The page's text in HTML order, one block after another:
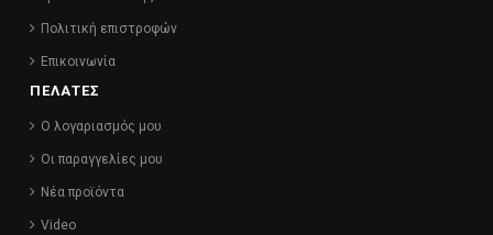
Πολιτική επιστροφών
Επικοινωνία
ΠΕΛΑΤΕΣ
Ο λογαριασμός μου
Οι παραγγελίες μου
Νέα προϊόντα
Video